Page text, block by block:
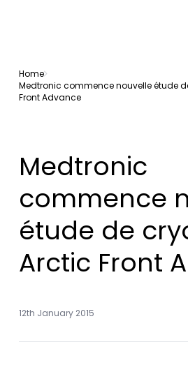
Home
Medtronic commence nouvelle étude
Front Advance
Medtronic
commence
étude de
Arctic Front
12th January 2015